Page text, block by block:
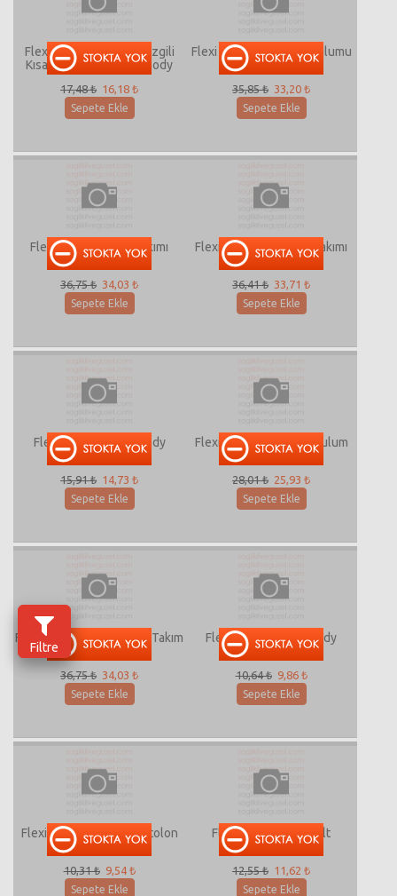
Flexi F112005 Çapalı Çizgili
Kısakollu Yakalı Bebe Body
17,48 ₺ 16,18 ₺
Sepete Ekle
Flexi F182002 Bebek Tulumu
35,85 ₺ 33,20 ₺
Sepete Ekle
Flexi F6770 Bebek Takımı
36,75 ₺ 34,03 ₺
Sepete Ekle
Flexi F172008 Bebek Takımı
36,41 ₺ 33,71 ₺
Sepete Ekle
Flexi F6973 Bebek Body
15,91 ₺ 14,73 ₺
Sepete Ekle
Flexi F181021 Bebek Tulum
28,01 ₺ 25,93 ₺
Sepete Ekle
Flexi F171076 Bebek 2'li Takım
36,75 ₺ 34,03 ₺
Sepete Ekle
Flexi F1781 Çıtçıtlı Body
10,64 ₺ 9,86 ₺
Sepete Ekle
Flexi F8716 Tek Alt Pantolon
10,31 ₺ 9,54 ₺
Sepete Ekle
Flexi F151001 Tek Alt
Pantolon
12,55 ₺ 11,62 ₺
Sepete Ekle
Filtre